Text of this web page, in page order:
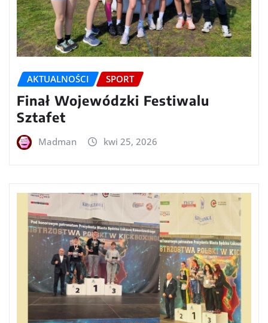
AKTUALNOŚCI SPORT
Finał Wojewódzki Festiwalu
Sztafet
Madman kwi 25, 2026